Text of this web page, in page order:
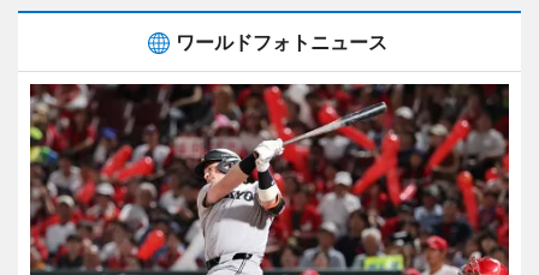
ワールドフォトニュース